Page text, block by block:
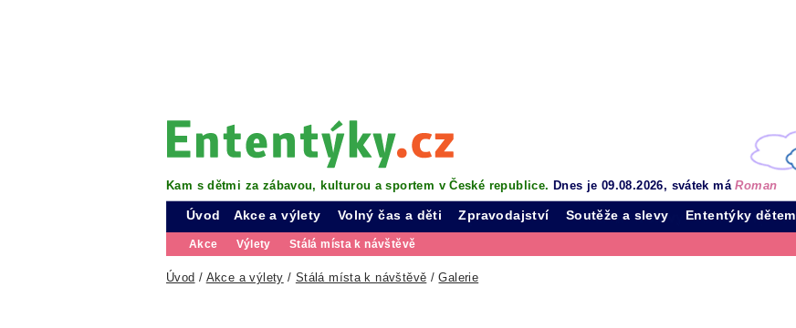
Kam s dětmi za zábavou, kulturou a sportem v České republice. Dnes je 09.08.2026, svátek máRoman
Úvod Akce a výlety
Akce Výlety Stálá místa k návštěvě
Volný čas a děti Zpravodajství Soutěže a slevy Ententýky dětem
Úvod / Akce a výlety / Stálá místa k návštěvě /Galerie